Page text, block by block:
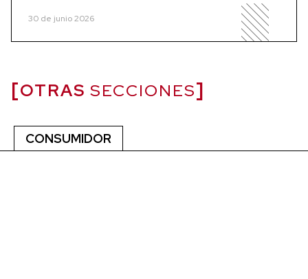
30 de junio 2026
OTRAS SECCIONES
CONSUMIDOR